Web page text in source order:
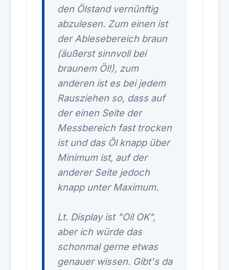
den Ölstand vernünftig
abzulesen. Zum einen ist
der Ablesebereich braun
(äußerst sinnvoll bei
braunem Öl!), zum
anderen ist es bei jedem
Rausziehen so, dass auf
der einen Seite der
Messbereich fast trocken
ist und das Öl knapp über
Minimum ist, auf der
anderer Seite jedoch
knapp unter Maximum.
Lt. Display ist "Oil OK",
aber ich würde das
schonmal gerne etwas
genauer wissen. Gibt's da